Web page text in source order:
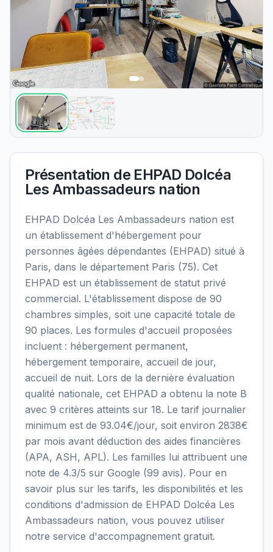
Présentation de EHPAD Dolcéa
Les Ambassadeurs nation
EHPAD Dolcéa Les Ambassadeurs nation est
un établissement d'hébergement pour
personnes âgées dépendantes (EHPAD) situé à
Paris, dans le département Paris (75). Cet
EHPAD est un établissement de statut privé
commercial. L'établissement dispose de 90
chambres simples, soit une capacité totale de
90 places. Les formules d'accueil proposées
incluent : hébergement permanent,
hébergement temporaire, accueil de jour,
accueil de nuit. Lors de la dernière évaluation
qualité nationale, cet EHPAD a obtenu la note B
avec 9 critères atteints sur 18. Le tarif journalier
minimum est de 93.04€/jour, soit environ 2838€
par mois avant déduction des aides financières
(APA, ASH, APL). Les familles lui attribuent une
note de 4.3/5 sur Google (99 avis). Pour en
savoir plus sur les tarifs, les disponibilités et les
conditions d'admission de EHPAD Dolcéa Les
Ambassadeurs nation, vous pouvez utiliser
notre service d'accompagnement gratuit.